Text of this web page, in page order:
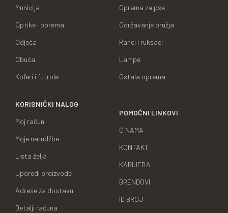
Municija
Optike i oprema
Odjeća
Obuća
Koferi i futrole
Oprema za pse
Održavanje oružja
Ranci i ruksaci
Lampe
Ostala oprema
KORISNIČKI NALOG
Moj račun
Moje narudžbe
Lista želja
Uporedi proizvode
Adrese za dostavu
Detalji računa
POMOĆNI LINKOVI
O NAMA
KONTAKT
KARIJERA
BRENDOVI
ID BROJ